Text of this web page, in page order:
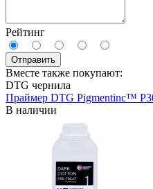
Рейтинг
Отправить
Вместе также покупают:
DTG чернила
Праймер DTG Pigmentinc™
В наличии